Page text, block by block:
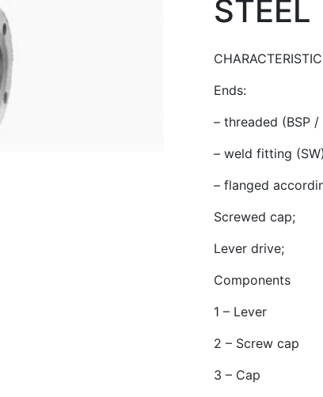
STEEL
Ends:
– threaded (BSP /
– weld fitting
– flanged
Screwed cap;
Lever drive;
Components
1 – Lever
2 – Screw cap
3 – Cap